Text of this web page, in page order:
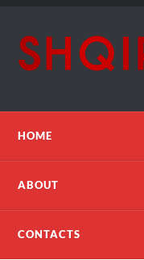
HOME
ABOUT
CONTACTS